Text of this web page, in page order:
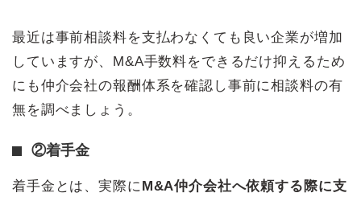
最近は事前相談料を支払わなくても良い企業が増加
していますが、M&A手数料をできるだけ抑えるため
にも仲介会社の報酬体系を確認し事前に相談料の有
無を調べましょう。
②着手金
着手金とは、実際に M&A仲介会社へ依頼する際に支